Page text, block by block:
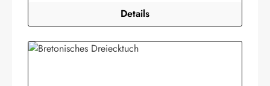
cm Kopfumfang Herstellerinformationen:AS
Bekleidungswerk GmbHHeglitzer Str. 1226409
Wittmundinfo@modas-bekleidung.de
Details